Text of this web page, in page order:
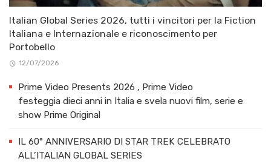
Italian Global Series 2026, tutti i vincitori per la Fiction
Italiana e Internazionale e riconoscimento per
Portobello
12/07/2026
Prime Video Presents 2026 , Prime Video
festeggia dieci anni in Italia e svela nuovi film, serie e
show Prime Original
IL 60° ANNIVERSARIO DI STAR TREK CELEBRATO
ALL’ITALIAN GLOBAL SERIES